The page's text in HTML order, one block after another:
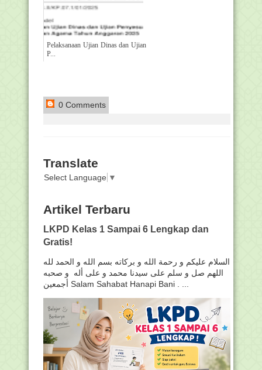
Pelaksanaan Ujian Dinas dan Ujian
P...
0 Comments
Translate
Select Language ▼
Artikel Terbaru
LKPD Kelas 1 Sampai 6 Lengkap dan
Gratis!
السلام عليكم و رحمة الله و بركاته بسم الله و الحمد لله
اللهم صل و سلم على سيدنا محمد و على أله و صحبه
أجمعين Salam Sahabat Hanapi Bani . ...